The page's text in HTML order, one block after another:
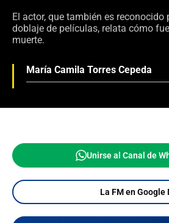
El actor, que también es reconocido
doblaje de películas, relata cómo
muerte.
María Camila Torres Cepeda
Unirse al Canal de
La FM en Google